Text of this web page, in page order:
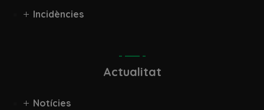
Incidències
Actualitat
Notícies